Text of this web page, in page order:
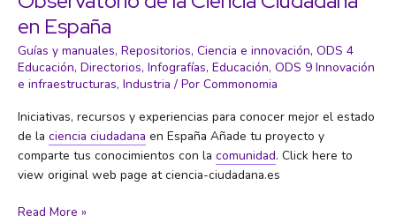
en España
Guías y manuales, Repositorios, Ciencia e innovación, ODS 4
Educación, Directorios, Infografías, Educación, ODS 9 Innovación
e infraestructuras, Industria / Por Commonomia
Iniciativas, recursos y experiencias para conocer mejor el estado
de la ciencia ciudadana en España Añade tu proyecto y
comparte tus conocimientos con la comunidad. Click here to
view original web page at ciencia-ciudadana.es
Observatorio
Read More »